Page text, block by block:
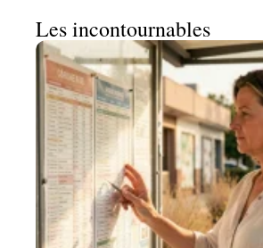
Les incontournables